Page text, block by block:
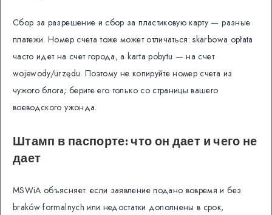
Сбор за разрешение и сбор за пластиковую карту — разные
платежи. Номер счета тоже может отличаться: skarbowa opłata
часто идет на счет города, а karta pobytu — на счет
wojewody/urzędu. Поэтому не копируйте номер счета из
чужого блога; берите его только со страницы вашего
воеводского ужонда.
Штамп в паспорте: что он дает и чего не
дает
MSWiA объясняет: если заявление подано вовремя и без
braków formalnych или недостатки дополнены в срок,